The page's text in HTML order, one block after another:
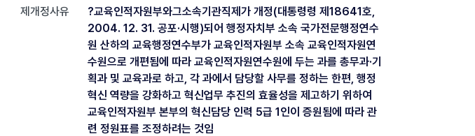
제개정사유
?교육인적자원부와그소속기관직제가 개정(대통령령 제18641호,
2004. 12. 31. 공포·시행)되어 행정자치부 소속 국가전문행정연수
원 산하의 교육행정연수부가 교육인적자원부 소속 교육인적자원연
수원으로 개편됨에 따라 교육인적자원연수원에 두는 과를 총무과·기
획과 및 교육과로 하고, 각 과에서 담당할 사무를 정하는 한편, 행정
혁신 역량을 강화하고 혁신업무 추진의 효율성을 제고하기 위하여
교육인적자원부 본부의 혁신담당 인력 5급 1인이 증원됨에 따라 관
련 정원표를 조정하려는 것임